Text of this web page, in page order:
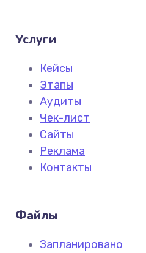
Услуги
Кейсы
Этапы
Аудиты
Чек-лист
Сайты
Реклама
Контакты
Файлы
Запланировано